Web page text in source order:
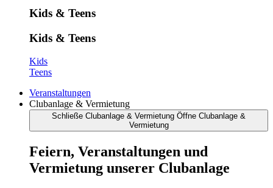
Kids & Teens
Kids & Teens
Kids
Teens
Veranstaltungen
Clubanlage & Vermietung
Schließe Clubanlage & Vermietung Öffne Clubanlage &
Vermietung
Feiern, Veranstaltungen und
Vermietung unserer Clubanlage